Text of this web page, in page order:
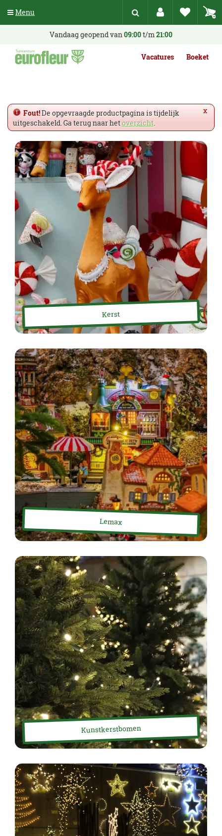
n
Vandaag geopend van09:00t/m21:00
Vacatures Boeket
x
Fout!De opgevraagde productpagina is tijdelijk
uitgeschakeld. Ga terug naar hetoverzicht.
Kerst
Lemax
Kunstkerstbomen
Menu